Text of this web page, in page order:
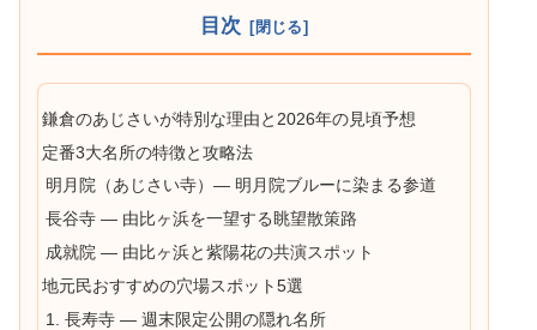
目次
鎌倉のあじさいが特別な理由と2026年の見頃予想
定番3大名所の特徴と攻略法
明月院（あじさい寺）— 明月院ブルーに染まる参道
長谷寺 — 由比ヶ浜を一望する眺望散策路
成就院 — 由比ヶ浜と紫陽花の共演スポット
地元民おすすめの穴場スポット5選
1. 長寿寺 — 週末限定公開の隠れ名所